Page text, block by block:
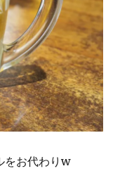
をお代わりw